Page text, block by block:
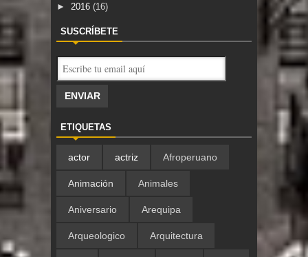
► 2016 (16)
SUSCRÍBETE
ETIQUETAS
actor actriz Afroperuano
Animación Animales
Aniversario Arequipa
Arqueologico Arquitectura